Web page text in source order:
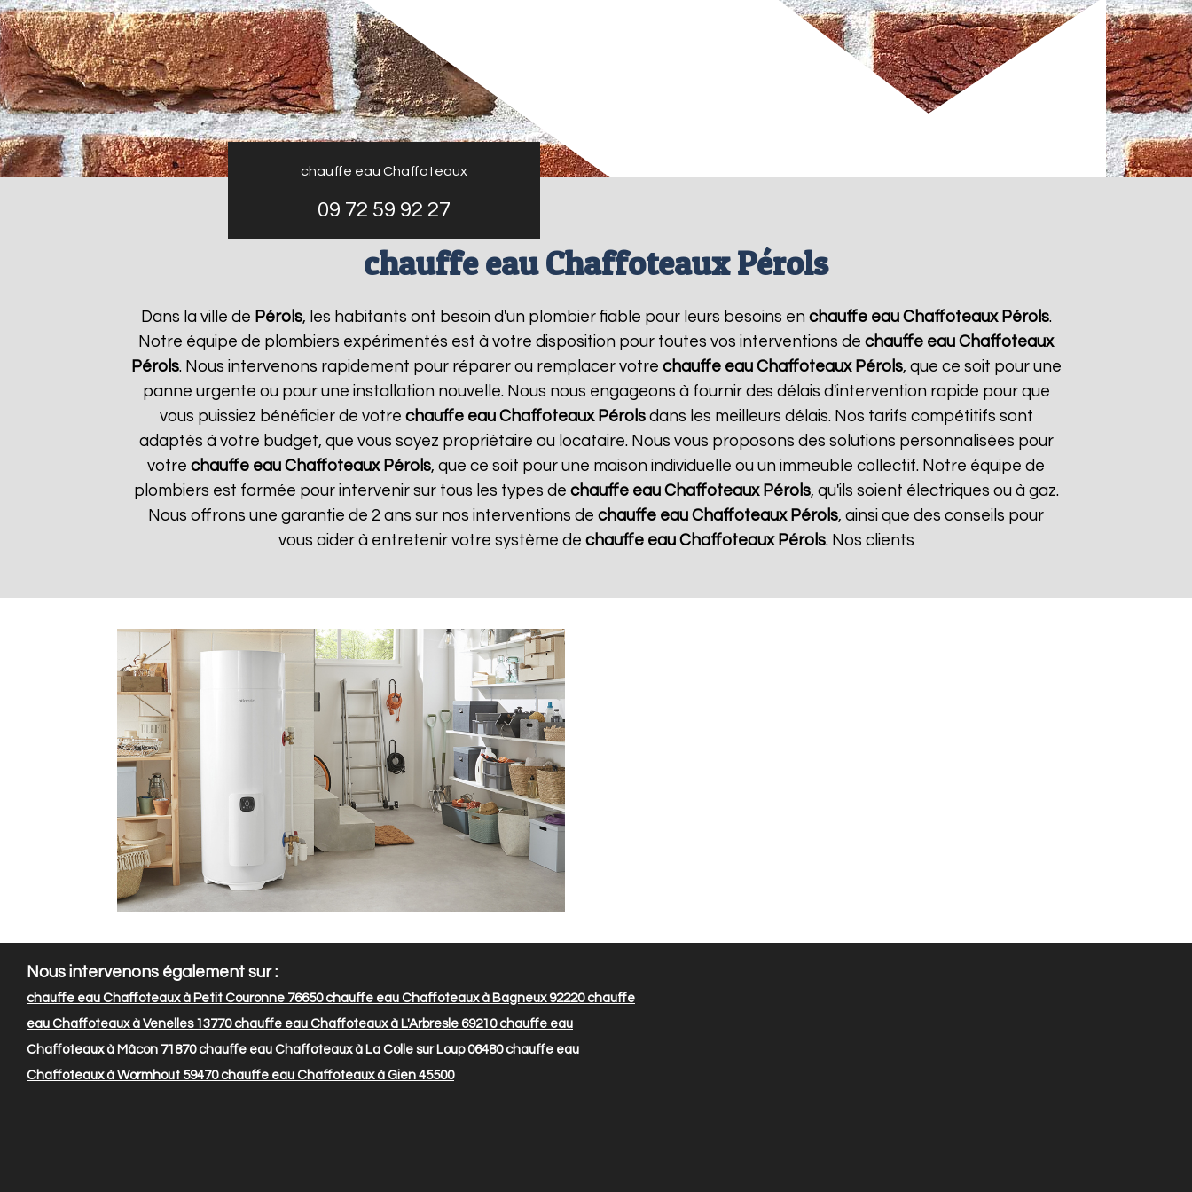
chauffe eau Chaffoteaux
09 72 59 92 27
chauffe eau Chaffoteaux Pérols
Dans la ville de Pérols, les habitants ont besoin d'un plombier fiable pour leurs besoins en chauffe eau Chaffoteaux Pérols.
Notre équipe de plombiers expérimentés est à votre disposition pour toutes vos interventions de chauffe eau Chaffoteaux
Pérols. Nous intervenons rapidement pour réparer ou remplacer votre chauffe eau Chaffoteaux Pérols, que ce soit pour une
panne urgente ou pour une installation nouvelle. Nous nous engageons à fournir des délais d'intervention rapide pour que
vous puissiez bénéficier de votre chauffe eau Chaffoteaux Pérolsdans les meilleurs délais. Nos tarifs compétitifs sont
adaptés à votre budget, que vous soyez propriétaire ou locataire. Nous vous proposons des solutions personnalisées pour
votre chauffe eau Chaffoteaux Pérols, que ce soit pour une maison individuelle ou un immeuble collectif. Notre équipe de
plombiers est formée pour intervenir sur tous les types de chauffe eau Chaffoteaux Pérols, qu'ils soient électriques ou à gaz.
Nous offrons une garantie de 2 ans sur nos interventions de chauffe eau Chaffoteaux Pérols, ainsi que des conseils pour
vous aider à entretenir votre système de chauffe eau Chaffoteaux Pérols. Nos clients
Nous intervenons également sur :
chauffe eau Chaffoteaux à Petit Couronne 76650chauffe eau Chaffoteaux à Bagneux 92220chauffe
eau Chaffoteaux à Venelles 13770chauffe eau Chaffoteaux à L'Arbresle 69210chauffe eau
Chaffoteaux à Mâcon 71870chauffe eau Chaffoteaux à La Colle sur Loup 06480chauffe eau
Chaffoteaux à Wormhout 59470chauffe eau Chaffoteaux à Gien 45500